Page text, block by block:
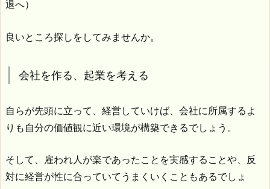
退へ）
良いところ探しをしてみませんか。
会社を作る、起業を考える
自らが先頭に立って、経営していけば、会社に所属するよ
りも自分の価値観に近い環境が構築できるでしょう。
そして、雇われ人が楽であったことを実感することや、反
対に経営が性に合っていてうまくいくこともあるでしょ